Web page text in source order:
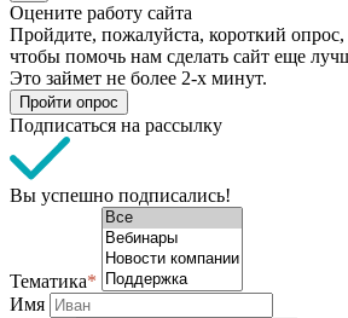
Оцените работу сайта
Пройдите, пожалуйста, короткий опрос,
чтобы помочь нам сделать сайт еще
Это займет не более 2-х минут.
Пройти опрос
Подписаться на рассылку
Вы успешно подписались!
Тематика*
Имя